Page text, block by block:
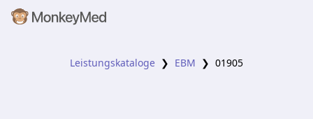
Leistungskataloge ❯ EBM ❯ 01905